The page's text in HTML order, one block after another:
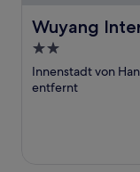
Wuyang
Wuyang
2.0-
Sterne-
Unterkunft
Innenstadt von
entfernt